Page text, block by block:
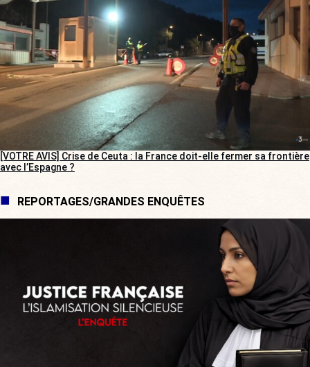
[VOTRE AVIS] Crise de Ceuta : la France doit-elle fermer sa frontière
avec l’Espagne ?
REPORTAGES/GRANDES ENQUÊTES